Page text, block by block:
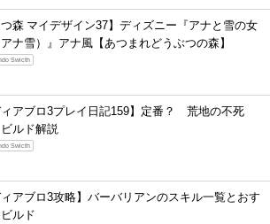
つ森 マイデザイン37】ディズニー『アナと雪の女
ナ雪）』アナ風【あつまれどうぶつの森】
Swicth
ィアブロ3プレイ日記159】定番？ 荒地の不死
ルド解説
Swicth
ィアブロ3攻略】バーバリアンのスキル一覧とおす
ルド